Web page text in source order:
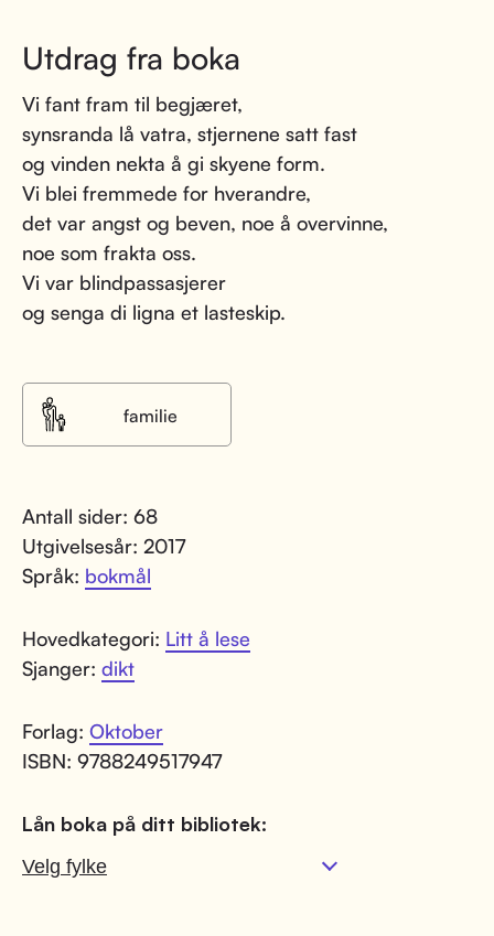
Utdrag fra boka
Vi fant fram til begjæret,
synsranda lå vatra, stjernene satt fast
og vinden nekta å gi skyene form.
Vi blei fremmede for hverandre,
det var angst og beven, noe å overvinne,
noe som frakta oss.
Vi var blindpassasjerer
og senga di ligna et lasteskip.
familie
Antall sider: 68
Utgivelsesår: 2017
Språk: bokmål
Hovedkategori: Litt å lese
Sjanger: dikt
Forlag: Oktober
ISBN: 9788249517947
Lån boka på ditt bibliotek: